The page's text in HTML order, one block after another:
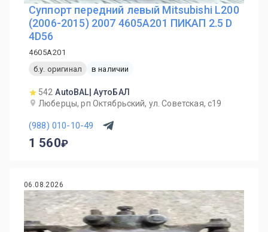
Суппорт передний левый Mitsubishi L200
(2006-2015) 2007 4605A201 ПИКАП 2.5 D
4D56
4605A201
б.у. оригинал
в наличии
542 AutoBAL| АутоБАЛ
Люберцы, рп Октябрьский, ул. Советская, с19
(988) 010-10-49
1 560
06.08.2026